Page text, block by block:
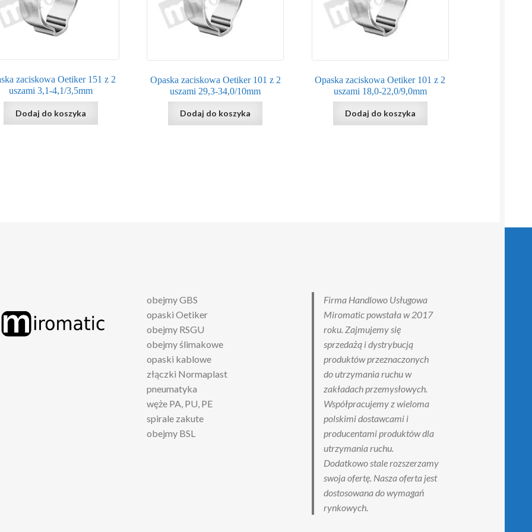
zaciskowa Oetiker 151 z 2
uszami 3,1-4,1/3,5mm
Dodaj do koszyka
Opaska zaciskowa Oetiker 101 z 2
uszami 29,3-34,0/10mm
Dodaj do koszyka
Opaska zaciskowa Oetiker 101 z 2
uszami 18,0-22,0/9,0mm
Dodaj do koszyka
obejmy GBS
opaski Oetiker
obejmy RSGU
obejmy ślimakowe
opaski kablowe
złączki Normaplast
pneumatyka
węże PA, PU, PE
spirale zakute
obejmy BSL
Firma Handlowo Usługowa
Miromatic powstała w 2017
roku. Zajmujemy się
sprzedażą i dystrybucją
produktów przeznaczonych
do utrzymania ruchu w
zakładach przemysłowych.
Współpracujemy z wieloma
polskimi dostawcami i
producentami produktów dla
utrzymania ruchu.
Dodatkowo stale rozszerzamy
swoja ofertę. Nasza oferta jest
dostosowana do wymagań
rynkowych.